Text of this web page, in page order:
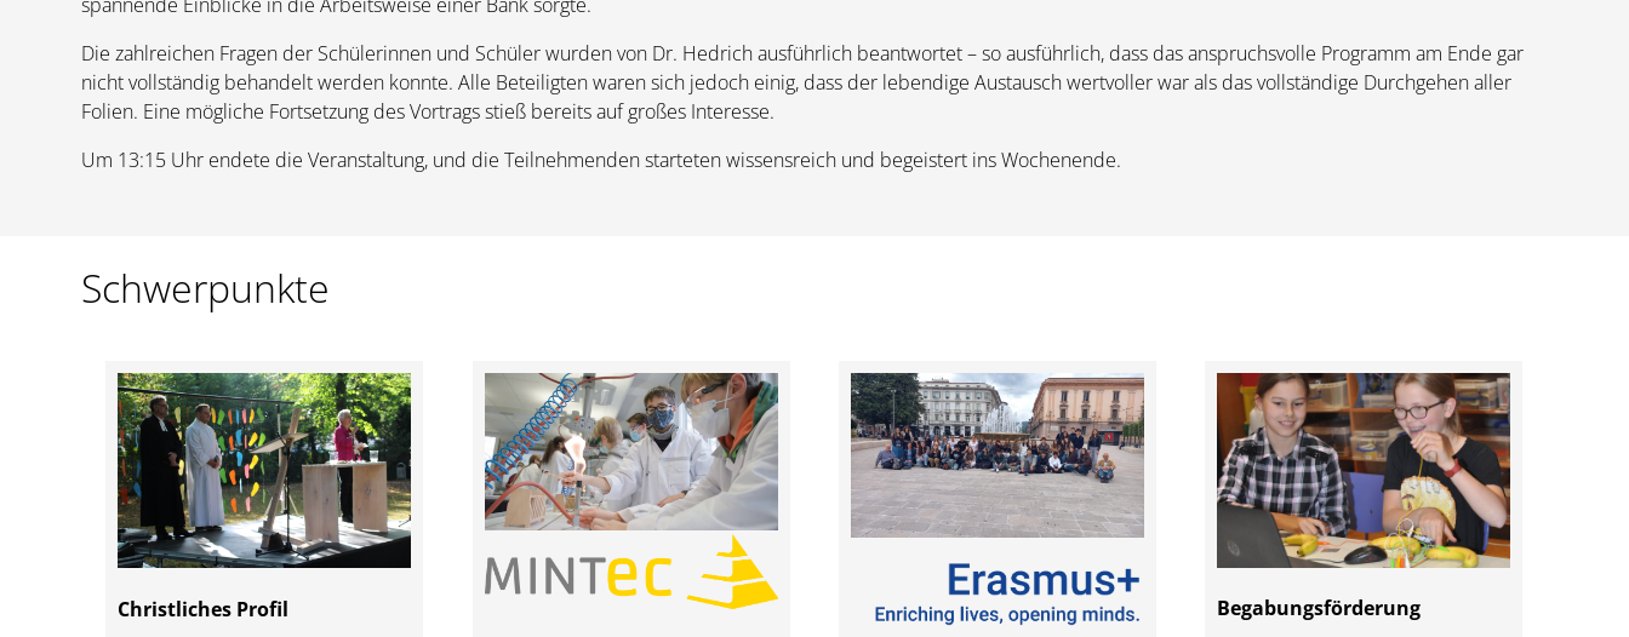
Die zahlreichen Fragen der Schülerinnen und Schüler wurden von Dr. Hedrich ausführlich beantwortet – so ausführlich, dass das anspruchsvolle Programm am Ende gar
nicht vollständig behandelt werden konnte. Alle Beteiligten waren sich jedoch einig, dass der lebendige Austausch wertvoller war als das vollständige Durchgehen aller
Folien. Eine mögliche Fortsetzung des Vortrags stieß bereits auf großes Interesse.
Um 13:15 Uhr endete die Veranstaltung, und die Teilnehmenden starteten wissensreich und begeistert ins Wochenende.
Schwerpunkte
Christliches Profil
Begabungsförderung